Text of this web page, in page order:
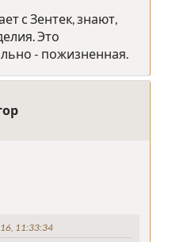
с Зентек, знают,
Это
- пожизненная.
11:33:34